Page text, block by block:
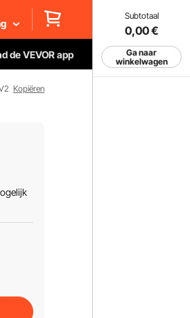
Subtotaal
0,00€
Ga naar
winkelwagen
de VEVOR app
Kopiëren